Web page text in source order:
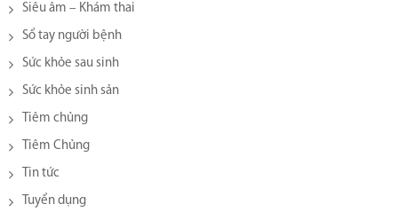
Siêu âm – Khám thai
Sổ tay người bệnh
Sức khỏe sau sinh
Sức khỏe sinh sản
Tiêm chủng
Tiêm Chủng
Tin tức
Tuyển dụng